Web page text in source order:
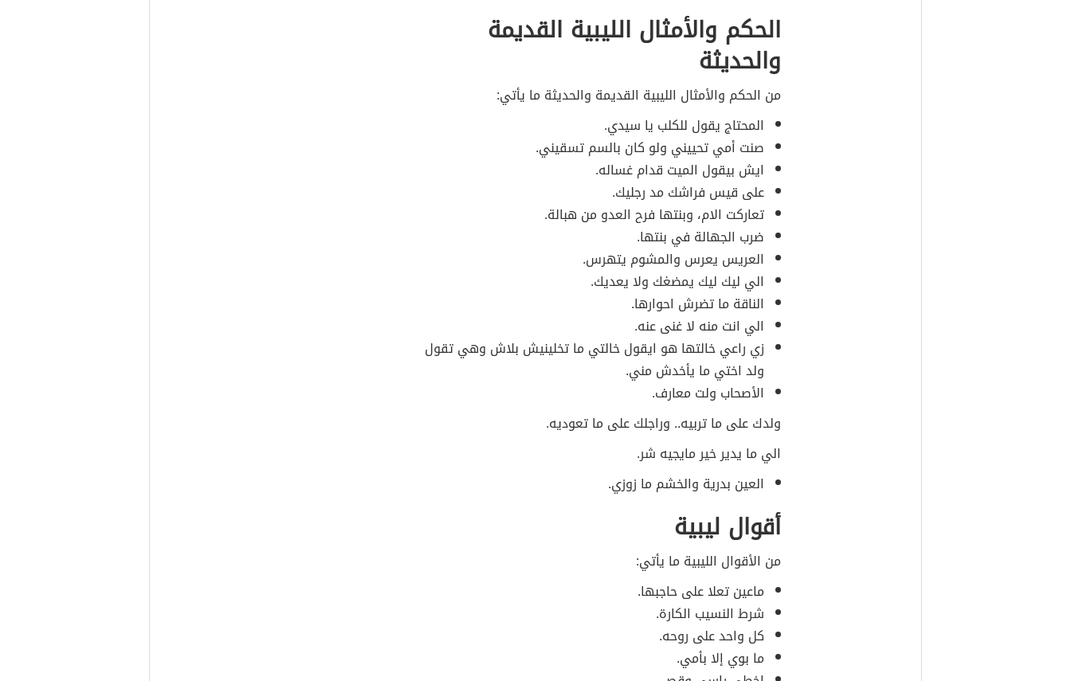
الحكم والأمثال الليبية القديمة
والحديثة
من الحكم والأمثال الليبية القديمة والحديثة ما يأتي:
المحتاج يقول للكلب يا سيدي.
صنت أمي تحييني ولو كان بالسم تسقيني.
ايش بيقول الميت قدام غساله.
على قيس فراشك مد رجليك.
تعاركت الام، وبنتها فرح العدو من هبالة.
ضرب الجهالة في بنتها.
العريس يعرس والمشوم يتهرس.
الي ليك ليك يمضغك ولا يعديك.
الناقة ما تضرش احوارها.
الي انت منه لا غنى عنه.
زي راعي خالتها هو ايقول خالتي ما تخلينيش بلاش وهي تقول
ولد اختي ما يأخدش مني.
الأصحاب ولت معارف.
ولدك على ما تربيه.. وراجلك على ما تعوديه.
الي ما يدير خير مايجيه شر.
العين بدرية والخشم ما زوزي.
أقوال ليبية
من الأقوال الليبية ما يأتي:
ماعين تعلا على حاجبها.
شرط النسيب الكارة.
كل واحد على روحه.
ما بوي إلا بأمي.